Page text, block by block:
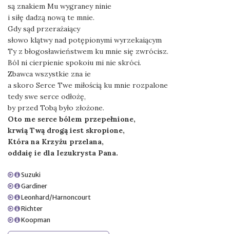
są znakiem Mu wygraney ninie
i siłę dadzą nową te mnie.
Gdy sąd przerażaiący
słowo klątwy nad potępionymi wyrzekaiącym
Ty z błogosławieństwem ku mnie się zwrócisz.
Ból ni cierpienie spokoiu mi nie skróci.
Zbawca wszystkie zna ie
a skoro Serce Twe miłością ku mnie rozpalone
tedy swe serce odłożę,
by przed Tobą było złożone.
Oto me serce bólem przepełnione,
krwią Twą drogą iest skropione,
Która na Krzyżu przelana,
oddaię ie dla Iezukrysta Pana.
Suzuki
Gardiner
Leonhard/Harnoncourt
Richter
Koopman